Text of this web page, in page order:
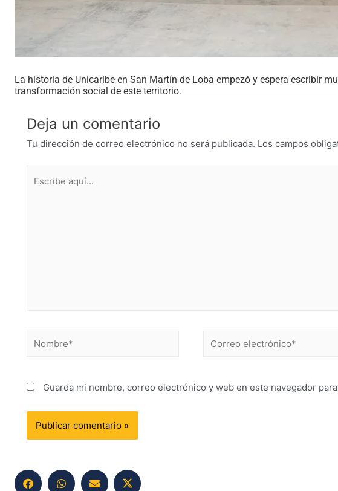
La historia de Unicaribe en San Martín de Loba empezó y espera escribir
transformación social de este territorio.
Deja un comentario
Tu dirección de correo electrónico no será publicada. Los campos
Guarda mi nombre, correo electrónico y web en este navegador